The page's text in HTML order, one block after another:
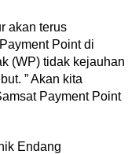
akan terus
Point di
(WP) tidak kejauhan
” Akan kita
Payment Point
Endang